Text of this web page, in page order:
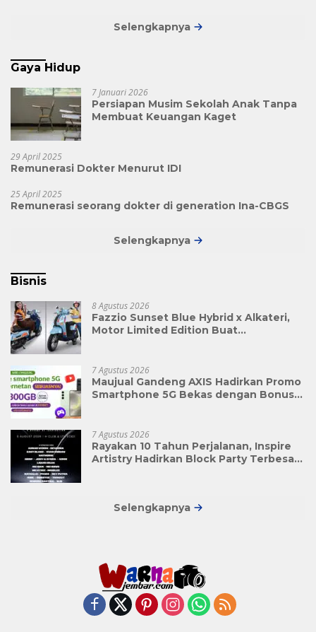
Selengkapnya
Gaya Hidup
7 Januari 2026
Persiapan Musim Sekolah Anak Tanpa
Membuat Keuangan Kaget
29 April 2025
Remunerasi Dokter Menurut IDI
25 April 2025
Remunerasi seorang dokter di generation Ina-CBGS
Selengkapnya
Bisnis
8 Agustus 2026
Fazzio Sunset Blue Hybrid x Alkateri,
Motor Limited Edition Buat
7 Agustus 2026
Maujual Gandeng AXIS Hadirkan Promo
Smartphone 5G Bekas dengan Bonus
7 Agustus 2026
Rayakan 10 Tahun Perjalanan, Inspire
Artistry Hadirkan Block Party Terbesar
Selengkapnya